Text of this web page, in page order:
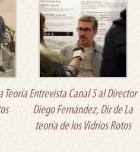
TeoríaEntrevista Canal 5 al Director
Diego Fernández, Dir de La
teoría de los Vidrios Rotos